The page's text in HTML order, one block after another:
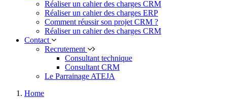
Réaliser un cahier des charges CRM
Réaliser un cahier des charges ERP
Comment réussir son projet CRM ?
Réaliser un cahier des charges CRM
Contact
Recrutement
Consultant technique
Consultant CRM
Le Parrainage ATEJA
Home